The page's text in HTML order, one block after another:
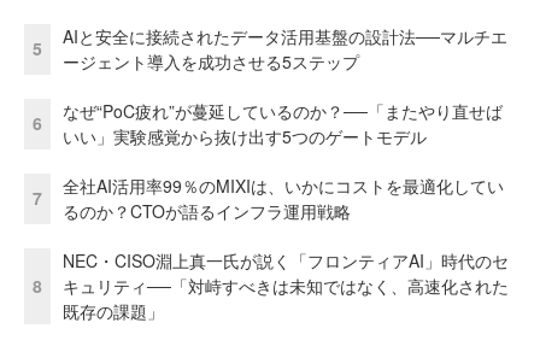
5
AIと安全に接続されたデータ活用基盤の設計法──マルチエ
ージェント導入を成功させる5ステップ
6
なぜ“PoC疲れ”が蔓延しているのか？──「またやり直せば
いい」実験感覚から抜け出す5つのゲートモデル
7
全社AI活用率99％のMIXIは、いかにコストを最適化してい
るのか？CTOが語るインフラ運用戦略
8
NEC・CISO淵上真一氏が説く「フロンティアAI」時代のセ
キュリティ──「対峙すべきは未知ではなく、高速化された
既存の課題」